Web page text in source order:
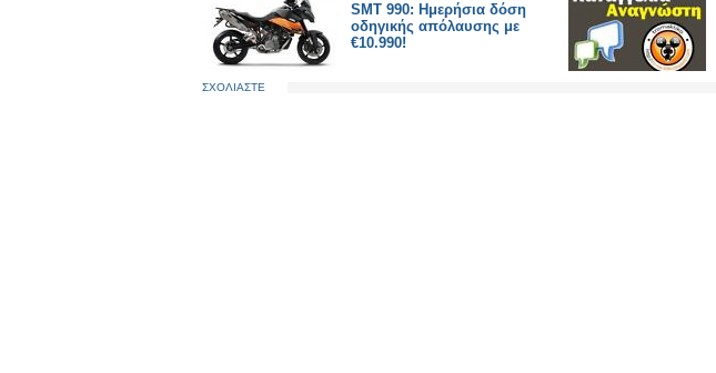
SMT 990: Ημερήσια δόση
οδηγικής απόλαυσης με
€10.990!
ΣΧΟΛΙΑΣΤΕ